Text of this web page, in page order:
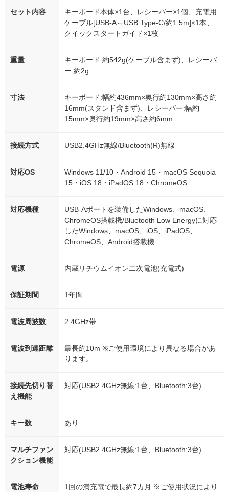
セット内容
キーボード本体×1台、レシーバー×1個、充電用
ケーブル[USB-A⇔USB Type-C/約1.5m]×1本、
クイックスタートガイド×1枚
重量
キーボード:約542g(ケーブル含まず)、レシーバ
ー:約2g
寸法
キーボード:幅約436mm×奥行約130mm×高さ約
16mm(スタンド含まず)、レシーバー:幅約
15mm×奥行約19mm×高さ約6mm
接続方式 USB2.4GHz無線/Bluetooth(R)無線
対応OS
Windows 11/10・Android 15・macOS Sequoia
15・iOS 18・iPadOS 18・ChromeOS
対応機種
USB-Aポートを装備したWindows、macOS、
ChromeOS搭載機/Bluetooth Low Energyに対応
したWindows、macOS、iOS、iPadOS、
ChromeOS、Android搭載機
電源 内蔵リチウムイオン二次電池(充電式)
保証期間 1年間
電波周波数 2.4GHz帯
電波到達距離
最長約10m ※ご使用環境により異なる場合があ
ります。
接続先切り替
え機能
対応(USB2.4GHz無線:1台、Bluetooth:3台)
キー数 あり
マルチファン
クション機能
対応(USB2.4GHz無線:1台、Bluetooth:3台)
電池寿命
1回の満充電で最長約7カ月 ※ご使用状況により